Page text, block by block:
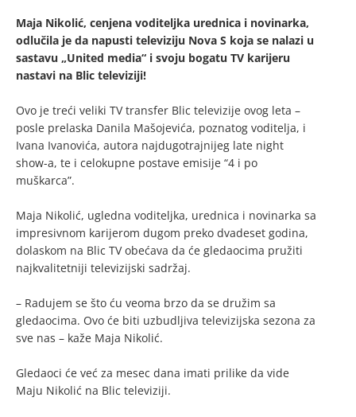
Maja Nikolić, cenjena voditeljka urednica i novinarka,
odlučila je da napusti televiziju Nova S koja se nalazi u
sastavu „United media“ i svoju bogatu TV karijeru
nastavi na Blic televiziji!
Ovo je treći veliki TV transfer Blic televizije ovog leta –
posle prelaska Danila Mašojevića, poznatog voditelja, i
Ivana Ivanovića, autora najdugotrajnijeg late night
show-a, te i celokupne postave emisije “4 i po
muškarca”.
Maja Nikolić, ugledna voditeljka, urednica i novinarka sa
impresivnom karijerom dugom preko dvadeset godina,
dolaskom na Blic TV obećava da će gledaocima pružiti
najkvalitetniji televizijski sadržaj.
– Radujem se što ću veoma brzo da se družim sa
gledaocima. Ovo će biti uzbudljiva televizijska sezona za
sve nas – kaže Maja Nikolić.
Gledaoci će već za mesec dana imati prilike da vide
Maju Nikolić na Blic televiziji.